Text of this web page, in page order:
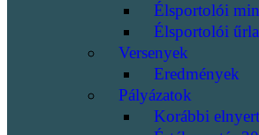
Élsportolói
Élsportolói
Versenyek
Eredmények
Pályázatok
Korábbi